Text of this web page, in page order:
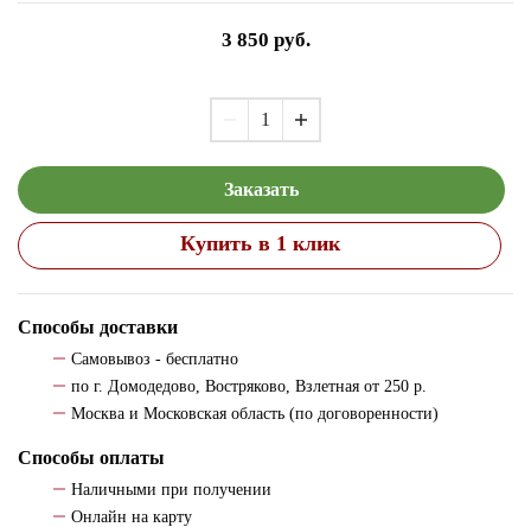
3 850 руб.
Заказать
Купить в 1 клик
Способы доставки
Самовывоз - бесплатно
по г. Домодедово, Востряково, Взлетная от 250 р.
Москва и Московская область (по договоренности)
Способы оплаты
Наличными при получении
Онлайн на карту